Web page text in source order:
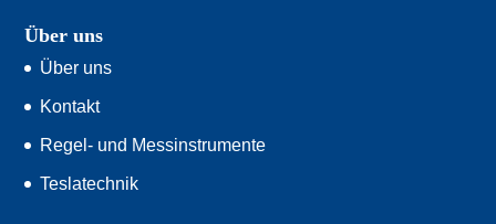
Über uns
Über uns
Kontakt
Regel- und Messinstrumente
Teslatechnik